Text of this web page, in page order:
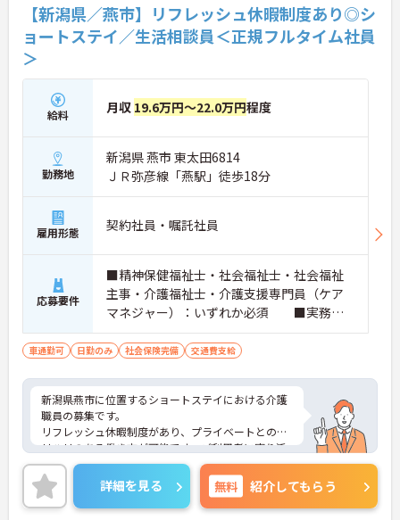
【新潟県／燕市】リフレッシュ休暇制度あり◎シ
ョートステイ／生活相談員＜正規フルタイム社員
＞
給料 月収 19.6万円～22.0万円程度
勤務地
新潟県 燕市 東太田6814
ＪＲ弥彦線「燕駅」徒歩18分
雇用形態 契約社員・嘱託社員
応募要件
■精神保健福祉士・社会福祉士・社会福祉
主事・介護福祉士・介護支援専門員（ケア
マネジャー）：いずれか必須 ■実務経
験：不問 ■普通自動車運転免許
車通勤可 日勤のみ 社会保険完備 交通費支給
新潟県燕市に位置するショートステイにおける介護
職員の募集です。
リフレッシュ休暇制度があり、プライベートとのメ
リハリのある働き方が可能です。ご利用者に寄り添
ってサービスの提供を行っていただける方を募集し
ています。
ご興味のある方には、面接対策ポイントなど、さら
に詳細をご案内しますのでお気軽にご相談くださ
詳細を見る 無料 紹介してもらう